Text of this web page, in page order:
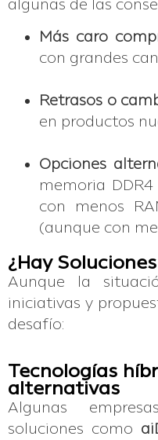
algunas de las
Más caro
con grandes
Retrasos o
en productos
Opciones
memoria
con menos
(aunque con
¿Hay
Aunque la
iniciativas y
desafío:
Tecnologías
alternativas
Algunas
soluciones como